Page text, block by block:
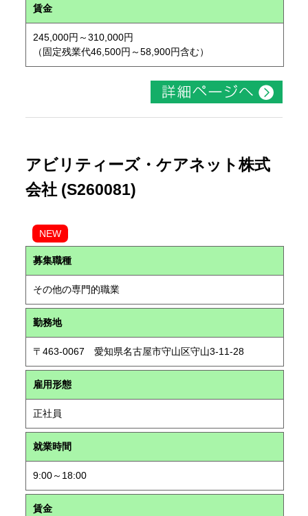
賃金
245,000円～310,000円
（固定残業代46,500円～58,900円含む）
アビリティーズ・ケアネット株式
会社 (S260081)
NEW
募集職種
その他の専門的職業
勤務地
〒463-0067 愛知県名古屋市守山区守山3-11-28
雇用形態
正社員
就業時間
9:00～18:00
賃金